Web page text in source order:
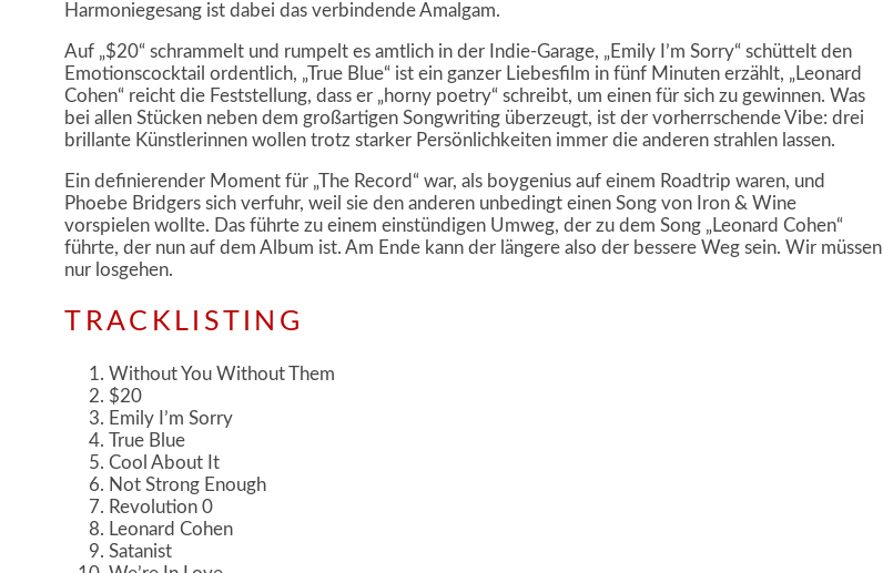
Harmoniegesang ist dabei das verbindende Amalgam.
Auf „$20“ schrammelt und rumpelt es amtlich in der Indie-Garage, „Emily I’m Sorry“ schüttelt den
Emotionscocktail ordentlich, „True Blue“ ist ein ganzer Liebesfilm in fünf Minuten erzählt, „Leonard
Cohen“ reicht die Feststellung, dass er „horny poetry“ schreibt, um einen für sich zu gewinnen. Was
bei allen Stücken neben dem großartigen Songwriting überzeugt, ist der vorherrschende Vibe: drei
brillante Künstlerinnen wollen trotz starker Persönlichkeiten immer die anderen strahlen lassen.
Ein definierender Moment für „The Record“ war, als boygenius auf einem Roadtrip waren, und
Phoebe Bridgers sich verfuhr, weil sie den anderen unbedingt einen Song von Iron & Wine
vorspielen wollte. Das führte zu einem einstündigen Umweg, der zu dem Song „Leonard Cohen“
führte, der nun auf dem Album ist. Am Ende kann der längere also der bessere Weg sein. Wir müssen
nur losgehen.
TRACKLISTING
Without You Without Them
$20
Emily I’m Sorry
True Blue
Cool About It
Not Strong Enough
Revolution 0
Leonard Cohen
Satanist